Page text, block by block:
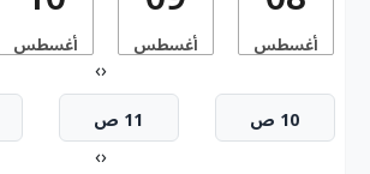
أغسطس أغسطس أغسطس
‹
›
10 ص 11 ص
‹
›